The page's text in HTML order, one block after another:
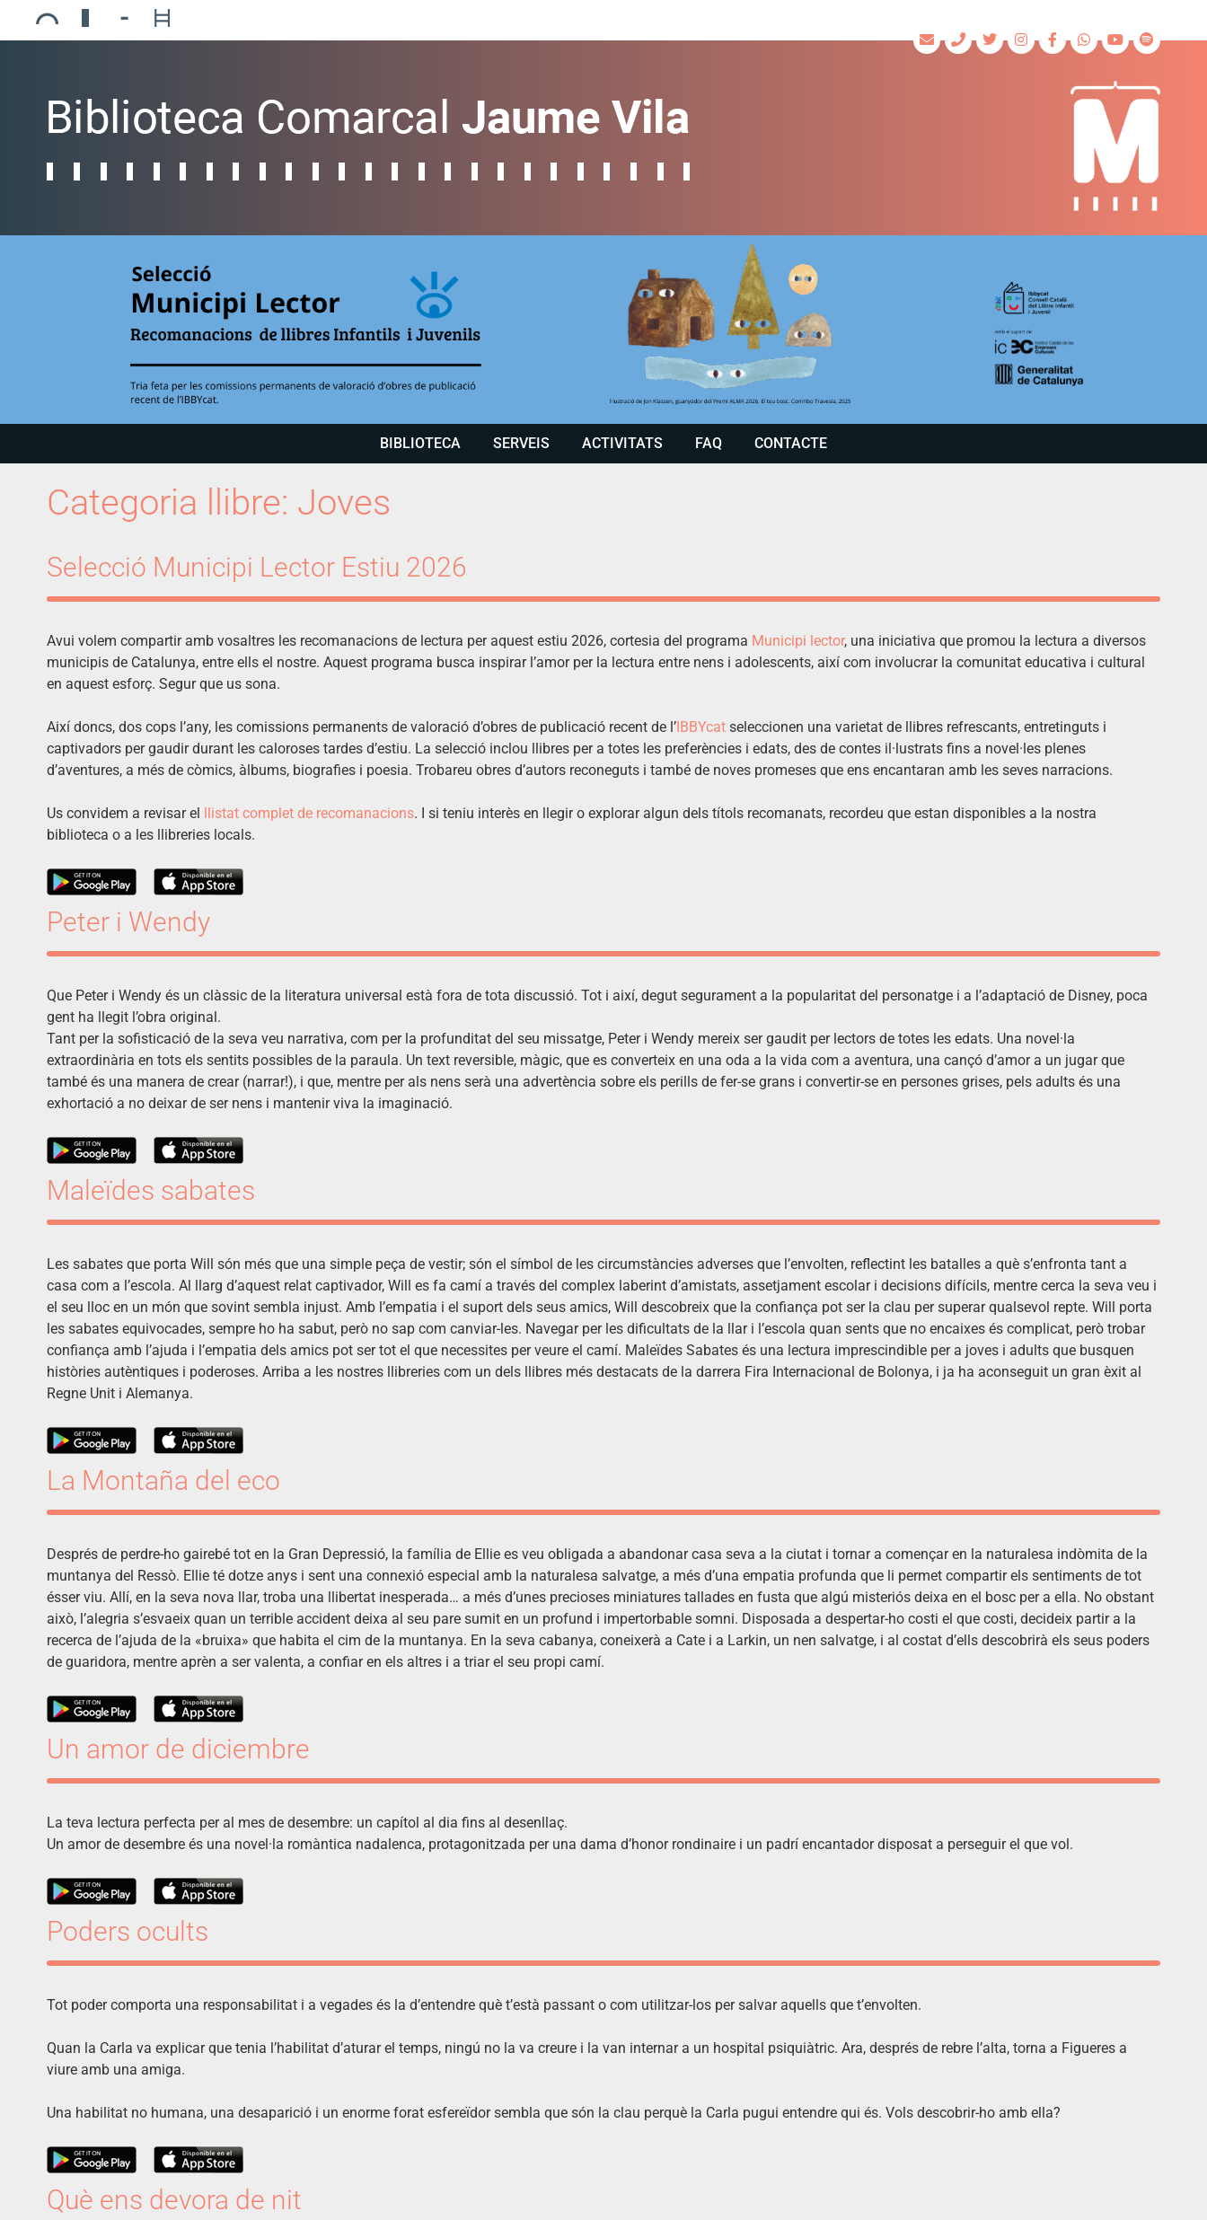
Ajuntament de Mollerussa
Biblioteca Comarcal Jaume Vila
Piscines de Mollerussa
BIBLIOTECA SERVEIS ACTIVITATS FAQ CONTACTE
Categoria llibre: Joves
Selecció Municipi Lector Estiu 2026
Avui volem compartir amb vosaltres les recomanacions de lectura per aquest estiu 2026, cortesia del programa Municipi lector, una iniciativa que promou la lectura a diversos
municipis de Catalunya, entre ells el nostre. Aquest programa busca inspirar l’amor per la lectura entre nens i adolescents, així com involucrar la comunitat educativa i cultural
en aquest esforç. Segur que us sona.
Així doncs, dos cops l’any, les comissions permanents de valoració d’obres de publicació recent de l’IBBYcat seleccionen una varietat de llibres refrescants, entretinguts i
captivadors per gaudir durant les caloroses tardes d’estiu. La selecció inclou llibres per a totes les preferències i edats, des de contes il·lustrats fins a novel·les plenes
d’aventures, a més de còmics, àlbums, biografies i poesia. Trobareu obres d’autors reconeguts i també de noves promeses que ens encantaran amb les seves narracions.
Us convidem a revisar el llistat complet de recomanacions. I si teniu interès en llegir o explorar algun dels títols recomanats, recordeu que estan disponibles a la nostra
biblioteca o a les llibreries locals.
Peter i Wendy
Que Peter i Wendy és un clàssic de la literatura universal està fora de tota discussió. Tot i així, degut segurament a la popularitat del personatge i a l’adaptació de Disney, poca
gent ha llegit l’obra original.
Tant per la sofisticació de la seva veu narrativa, com per la profunditat del seu missatge, Peter i Wendy mereix ser gaudit per lectors de totes les edats. Una novel·la
extraordinària en tots els sentits possibles de la paraula. Un text reversible, màgic, que es converteix en una oda a la vida com a aventura, una cançó d’amor a un jugar que
també és una manera de crear (narrar!), i que, mentre per als nens serà una advertència sobre els perills de fer-se grans i convertir-se en persones grises, pels adults és una
exhortació a no deixar de ser nens i mantenir viva la imaginació.
Maleïdes sabates
Les sabates que porta Will són més que una simple peça de vestir; són el símbol de les circumstàncies adverses que l’envolten, reflectint les batalles a què s’enfronta tant a
casa com a l’escola. Al llarg d’aquest relat captivador, Will es fa camí a través del complex laberint d’amistats, assetjament escolar i decisions difícils, mentre cerca la seva veu i
el seu lloc en un món que sovint sembla injust. Amb l’empatia i el suport dels seus amics, Will descobreix que la confiança pot ser la clau per superar qualsevol repte. Will porta
les sabates equivocades, sempre ho ha sabut, però no sap com canviar-les. Navegar per les dificultats de la llar i l’escola quan sents que no encaixes és complicat, però trobar
confiança amb l’ajuda i l’empatia dels amics pot ser tot el que necessites per veure el camí. Maleïdes Sabates és una lectura imprescindible per a joves i adults que busquen
històries autèntiques i poderoses. Arriba a les nostres llibreries com un dels llibres més destacats de la darrera Fira Internacional de Bolonya, i ja ha aconseguit un gran èxit al
Regne Unit i Alemanya.
La Montaña del eco
Després de perdre-ho gairebé tot en la Gran Depressió, la família de Ellie es veu obligada a abandonar casa seva a la ciutat i tornar a començar en la naturalesa indòmita de la
muntanya del Ressò. Ellie té dotze anys i sent una connexió especial amb la naturalesa salvatge, a més d’una empatia profunda que li permet compartir els sentiments de tot
ésser viu. Allí, en la seva nova llar, troba una llibertat inesperada… a més d’unes precioses miniatures tallades en fusta que algú misteriós deixa en el bosc per a ella. No obstant
això, l’alegria s’esvaeix quan un terrible accident deixa al seu pare sumit en un profund i impertorbable somni. Disposada a despertar-ho costi el que costi, decideix partir a la
recerca de l’ajuda de la «bruixa» que habita el cim de la muntanya. En la seva cabanya, coneixerà a Cate i a Larkin, un nen salvatge, i al costat d’ells descobrirà els seus poders
de guaridora, mentre aprèn a ser valenta, a confiar en els altres i a triar el seu propi camí.
Un amor de diciembre
La teva lectura perfecta per al mes de desembre: un capítol al dia fins al desenllaç.
Un amor de desembre és una novel·la romàntica nadalenca, protagonitzada per una dama d’honor rondinaire i un padrí encantador disposat a perseguir el que vol.
Poders ocults
Tot poder comporta una responsabilitat i a vegades és la d’entendre què t’està passant o com utilitzar-los per salvar aquells que t’envolten.
Quan la Carla va explicar que tenia l’habilitat d’aturar el temps, ningú no la va creure i la van internar a un hospital psiquiàtric. Ara, després de rebre l’alta, torna a Figueres a
viure amb una amiga.
Una habilitat no humana, una desaparició i un enorme forat esfereïdor sembla que són la clau perquè la Carla pugui entendre qui és. Vols descobrir-ho amb ella?
Què ens devora de nit